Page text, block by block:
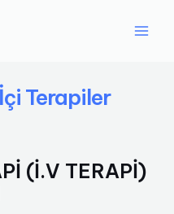
Terapiler
(İ.V TERAPİ)